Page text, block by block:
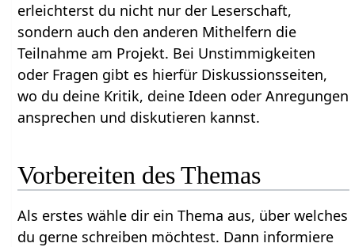
erleichterst du nicht nur der Leserschaft,
sondern auch den anderen Mithelfern die
Teilnahme am Projekt. Bei Unstimmigkeiten
oder Fragen gibt es hierfür Diskussionsseiten,
wo du deine Kritik, deine Ideen oder Anregungen
ansprechen und diskutieren kannst.
Vorbereiten des Themas
Als erstes wähle dir ein Thema aus, über welches
du gerne schreiben möchtest. Dann informiere